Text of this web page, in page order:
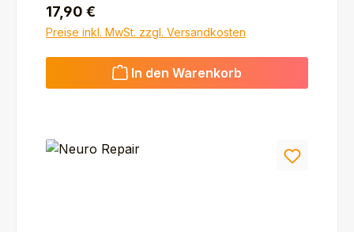
Regulärer Preis:
17,90 €
Preise inkl. MwSt. zzgl. Versandkosten
In den Warenkorb